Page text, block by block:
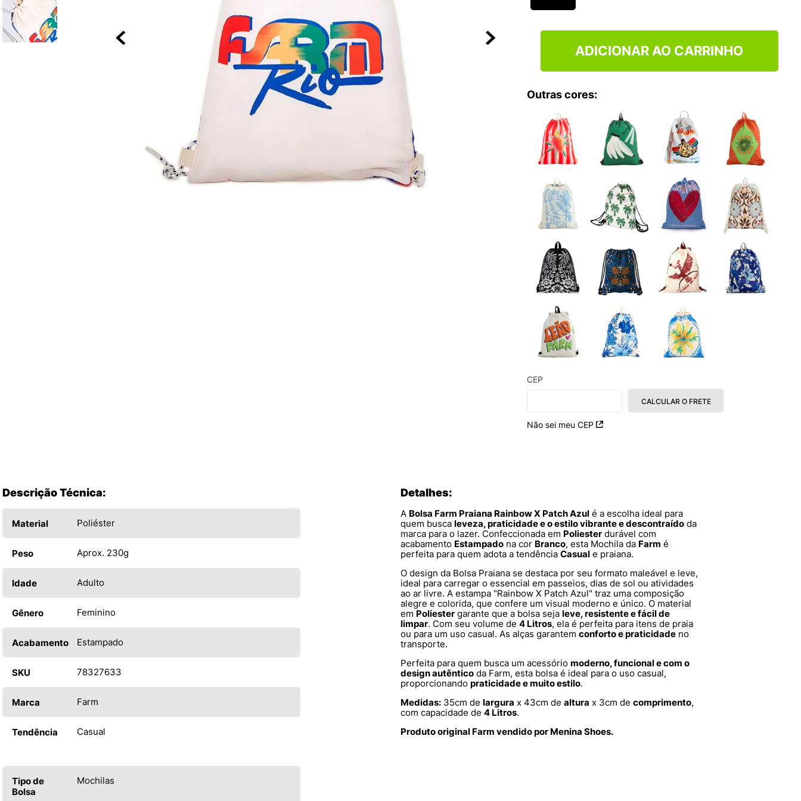
ADICIONAR AO CARRINHO
Outras cores:
CEP
Não sei meu CEP
CALCULAR O FRETE
Descrição Técnica:
Material Poliéster
Peso Aprox. 230g
Idade Adulto
Gênero Feminino
Acabamento Estampado
SKU 78327633
Marca Farm
Tendência Casual
Tipo de
Bolsa
Mochilas
Detalhes:
A Bolsa Farm Praiana Rainbow X Patch Azul é a escolha ideal para
quem busca leveza, praticidade e o estilo vibrante e descontraído da
marca para o lazer. Confeccionada em Poliester durável com
acabamento Estampado na cor Branco, esta Mochila da Farm é
perfeita para quem adota a tendência Casual e praiana.
O design da Bolsa Praiana se destaca por seu formato maleável e leve,
ideal para carregar o essencial em passeios, dias de sol ou atividades
ao ar livre. A estampa "Rainbow X Patch Azul" traz uma composição
alegre e colorida, que confere um visual moderno e único. O material
em Poliester garante que a bolsa seja leve, resistente e fácil de
limpar. Com seu volume de 4 Litros, ela é perfeita para itens de praia
ou para um uso casual. As alças garantem conforto e praticidade no
transporte.
Perfeita para quem busca um acessório moderno, funcional e com o
design autêntico da Farm, esta bolsa é ideal para o uso casual,
proporcionando praticidade e muito estilo.
Medidas: 35cm de largura x 43cm de altura x 3cm de comprimento,
com capacidade de 4 Litros.
Produto original Farm vendido por Menina Shoes.